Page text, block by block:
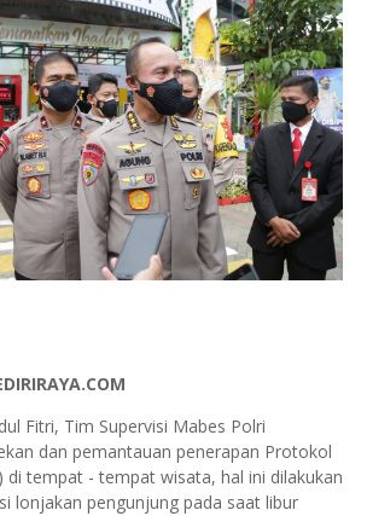
Fitri, Tim Supervisi Mabes Polri
dan pemantauan penerapan Protokol
di tempat - tempat wisata, hal ini dilakukan
lonjakan pengunjung pada saat libur